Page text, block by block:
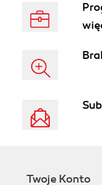
Twoje Konto